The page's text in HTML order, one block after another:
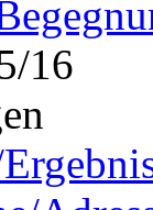
16